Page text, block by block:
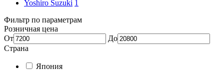
Yoshiro Suzuki 1
Фильтр по параметрам
Розничная цена
От
До
Страна
Япония